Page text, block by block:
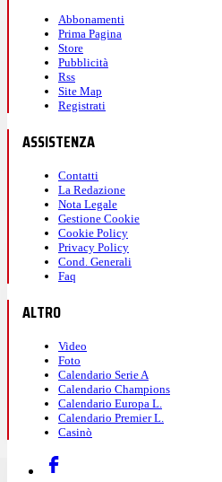
Abbonamenti
Prima Pagina
Store
Pubblicità
Rss
Site Map
Registrati
ASSISTENZA
Contatti
La Redazione
Nota Legale
Gestione Cookie
Cookie Policy
Privacy Policy
Cond. Generali
Faq
ALTRO
Video
Foto
Calendario Serie A
Calendario Champions
Calendario Europa L.
Calendario Premier L.
Casinò